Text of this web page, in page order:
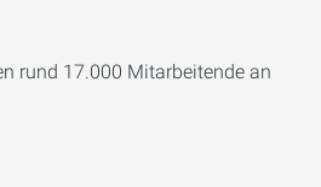
rund 17.000 Mitarbeitende an